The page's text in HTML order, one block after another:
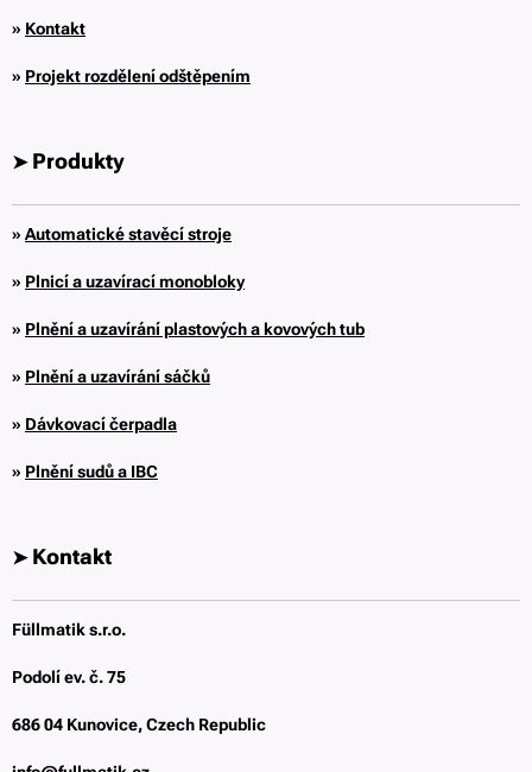
» Kontakt
» Projekt rozdělení odštěpením
➤ Produkty
» Automatické stavěcí stroje
» Plnicí a uzavírací monobloky
» Plnění a uzavírání plastových a kovových tub
» Plnění a uzavírání sáčků
» Dávkovací čerpadla
» Plnění sudů a IBC
➤ Kontakt
Füllmatik s.r.o.
Podolí ev. č. 75
686 04 Kunovice,Czech Republic